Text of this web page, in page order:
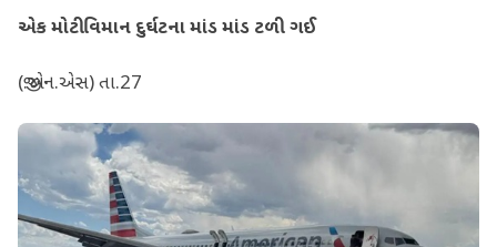
એક મોટી વિમાન દુર્ઘટના માંડ માંડ ટળી ગઈ
(જી.એન.એસ) તા.27